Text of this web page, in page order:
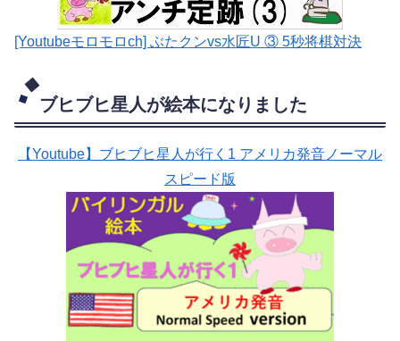
[Youtubeモロモロch] ぶたクンvs水匠U ③ 5秒将棋対決
ブヒブヒ星人が絵本になりました
【Youtube】ブヒブヒ星人が行く1 アメリカ発音ノーマル
スピード版